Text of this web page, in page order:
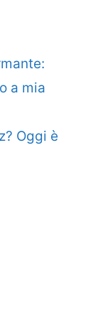
a mia
Oggi è